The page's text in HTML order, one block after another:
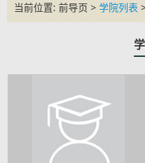
当前位置: 前导页 > 学院列表